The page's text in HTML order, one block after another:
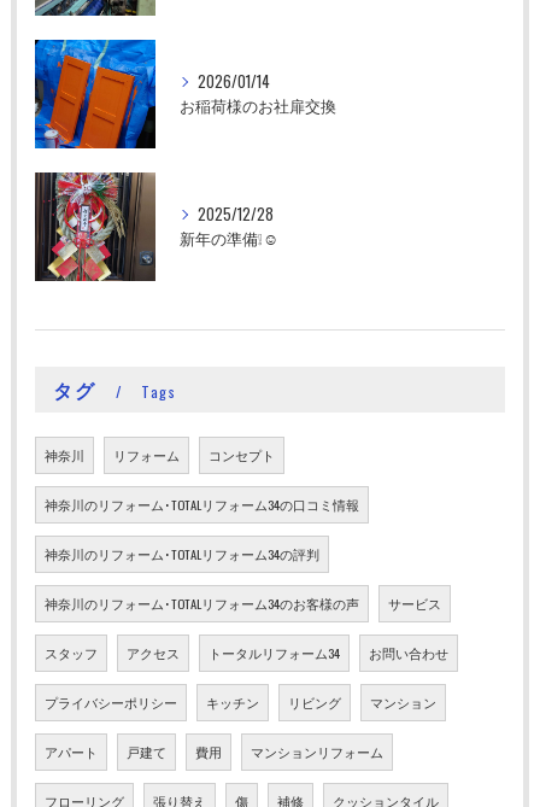
2026/01/14
お稲荷様のお社扉交換
2025/12/28
新年の準備❕☺
タグ Tags
神奈川 リフォーム コンセプト
神奈川のリフォーム･TOTALリフォーム34の口コミ情報
神奈川のリフォーム･TOTALリフォーム34の評判
神奈川のリフォーム･TOTALリフォーム34のお客様の声 サービス
スタッフ アクセス トータルリフォーム34 お問い合わせ
プライバシーポリシー キッチン リビング マンション
アパート 戸建て 費用 マンションリフォーム
フローリング 張り替え 傷 補修 クッションタイル